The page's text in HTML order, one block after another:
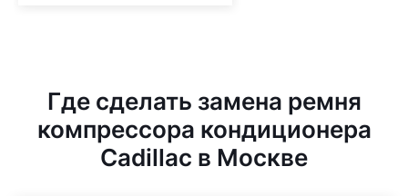
Где сделать замена ремня
компрессора кондиционера
Cadillac в Москве